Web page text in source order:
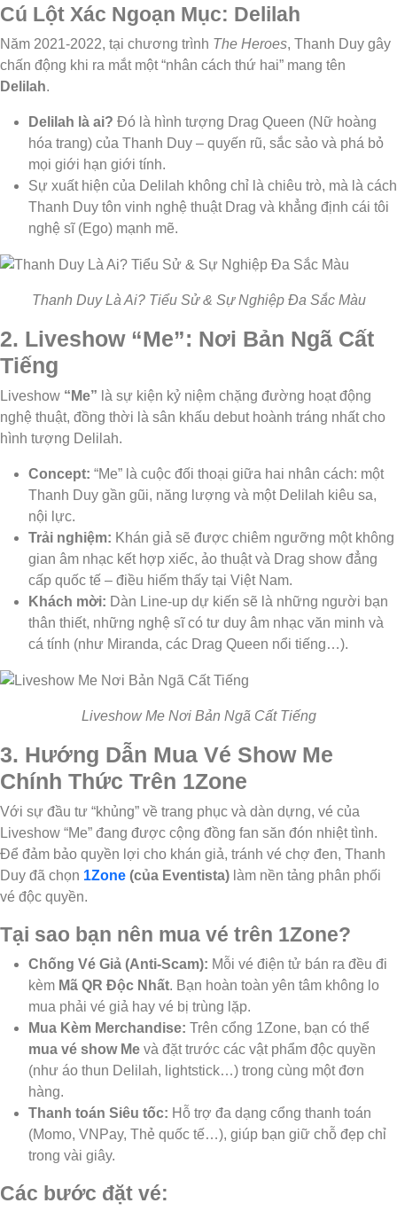
Cú Lột Xác Ngoạn Mục: Delilah
Năm 2021-2022, tại chương trình The Heroes, Thanh Duy gây
chấn động khi ra mắt một “nhân cách thứ hai” mang tên
Delilah.
Delilah là ai? Đó là hình tượng Drag Queen (Nữ hoàng
hóa trang) của Thanh Duy – quyến rũ, sắc sảo và phá bỏ
mọi giới hạn giới tính.
Sự xuất hiện của Delilah không chỉ là chiêu trò, mà là cách
Thanh Duy tôn vinh nghệ thuật Drag và khẳng định cái tôi
nghệ sĩ (Ego) mạnh mẽ.
Thanh Duy Là Ai? Tiểu Sử & Sự Nghiệp Đa Sắc Màu
2. Liveshow “Me”: Nơi Bản Ngã Cất
Tiếng
Liveshow “Me” là sự kiện kỷ niệm chặng đường hoạt động
nghệ thuật, đồng thời là sân khấu debut hoành tráng nhất cho
hình tượng Delilah.
Concept: “Me” là cuộc đối thoại giữa hai nhân cách: một
Thanh Duy gần gũi, năng lượng và một Delilah kiêu sa,
nội lực.
Trải nghiệm: Khán giả sẽ được chiêm ngưỡng một không
gian âm nhạc kết hợp xiếc, ảo thuật và Drag show đẳng
cấp quốc tế – điều hiếm thấy tại Việt Nam.
Khách mời: Dàn Line-up dự kiến sẽ là những người bạn
thân thiết, những nghệ sĩ có tư duy âm nhạc văn minh và
cá tính (như Miranda, các Drag Queen nổi tiếng…).
Liveshow Me Nơi Bản Ngã Cất Tiếng
3. Hướng Dẫn Mua Vé Show Me
Chính Thức Trên 1Zone
Với sự đầu tư “khủng” về trang phục và dàn dựng, vé của
Liveshow “Me” đang được cộng đồng fan săn đón nhiệt tình.
Để đảm bảo quyền lợi cho khán giả, tránh vé chợ đen, Thanh
Duy đã chọn 1Zone (của Eventista) làm nền tảng phân phối
vé độc quyền.
Tại sao bạn nên mua vé trên 1Zone?
Chống Vé Giả (Anti-Scam): Mỗi vé điện tử bán ra đều đi
kèm Mã QR Độc Nhất. Bạn hoàn toàn yên tâm không lo
mua phải vé giả hay vé bị trùng lặp.
Mua Kèm Merchandise: Trên cổng 1Zone, bạn có thể
mua vé show Me và đặt trước các vật phẩm độc quyền
(như áo thun Delilah, lightstick…) trong cùng một đơn
hàng.
Thanh toán Siêu tốc: Hỗ trợ đa dạng cổng thanh toán
(Momo, VNPay, Thẻ quốc tế…), giúp bạn giữ chỗ đẹp chỉ
trong vài giây.
Các bước đặt vé: